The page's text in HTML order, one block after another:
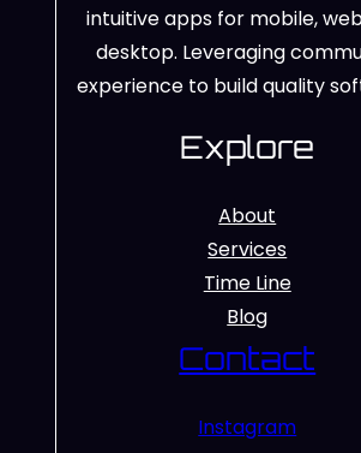
intuitive apps for mobile,
desktop. Leveraging
experience to build quality
Explore
About
Services
Time Line
Blog
Contact
Instagram